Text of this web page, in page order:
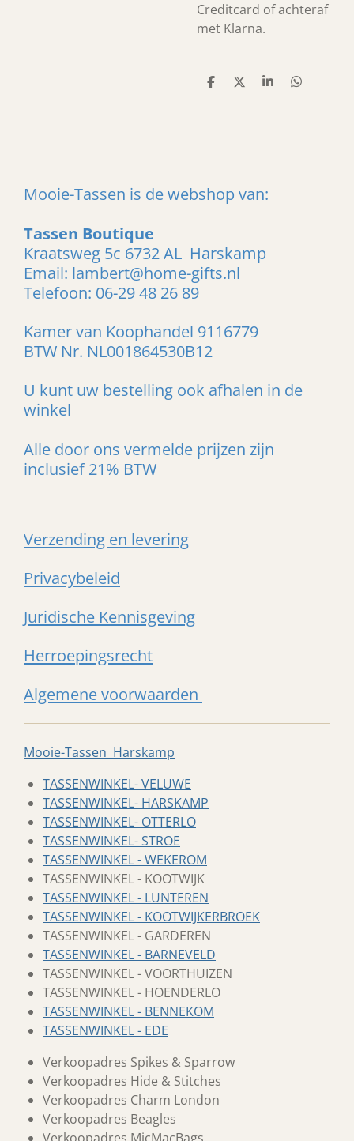
Creditcard of achteraf
met Klarna.
D
D
S
D
Mooie-Tassen is de webshop van:
Tassen Boutique
Kraatsweg 5c 6732 AL Harskamp
Email: lambert@home-gifts.nl
Telefoon: 06-29 48 26 89
Kamer van Koophandel 9116779
BTW Nr. NL001864530B12
U kunt uw bestelling ook afhalen in de
winkel
Alle door ons vermelde prijzen zijn
inclusief 21% BTW
Verzending en levering
Privacybeleid
Juridische Kennisgeving
Herroepingsrecht
Algemene voorwaarden
Mooie-Tassen Harskamp
TASSENWINKEL- VELUWE
TASSENWINKEL- HARSKAMP
TASSENWINKEL- OTTERLO
TASSENWINKEL- STROE
TASSENWINKEL - WEKEROM
TASSENWINKEL - KOOTWIJK
TASSENWINKEL - LUNTEREN
TASSENWINKEL - KOOTWIJKERBROEK
TASSENWINKEL - GARDEREN
TASSENWINKEL - BARNEVELD
TASSENWINKEL - VOORTHUIZEN
TASSENWINKEL - HOENDERLO
TASSENWINKEL - BENNEKOM
TASSENWINKEL - EDE
Verkoopadres Spikes & Sparrow
Verkoopadres Hide & Stitches
Verkoopadres Charm London
Verkoopadres Beagles